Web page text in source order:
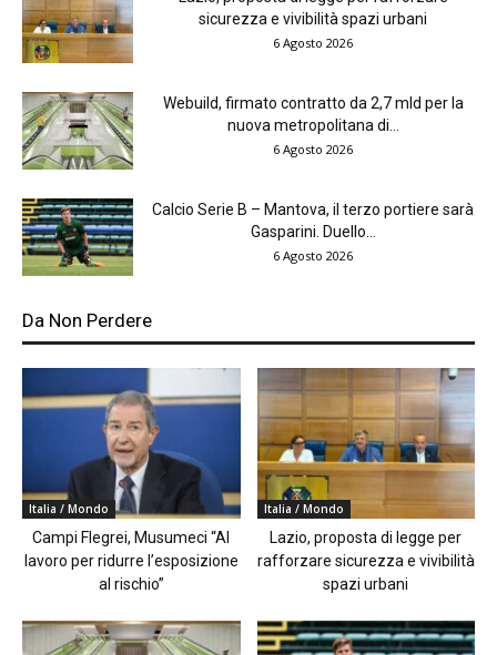
sicurezza e vivibilità spazi urbani
6 Agosto 2026
Webuild, firmato contratto da 2,7 mld per la
nuova metropolitana di...
6 Agosto 2026
Calcio Serie B – Mantova, il terzo portiere sarà
Gasparini. Duello...
6 Agosto 2026
Da Non Perdere
Italia / Mondo
Campi Flegrei, Musumeci “Al
lavoro per ridurre l’esposizione
al rischio”
Italia / Mondo
Lazio, proposta di legge per
rafforzare sicurezza e vivibilità
spazi urbani